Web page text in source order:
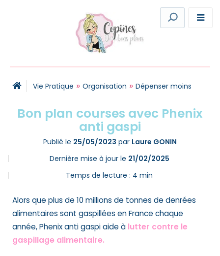
Vie Pratique » Organisation » Dépenser moins
Bon plan courses avec Phenix
anti gaspi
Publié le 25/05/2023 par Laure GONIN
Dernière mise à jour le 21/02/2025
Temps de lecture : 4 min
Alors que plus de 10 millions de tonnes de denrées
alimentaires sont gaspillées en France chaque
année, Phenix anti gaspi aide à lutter contre le
gaspillage alimentaire.